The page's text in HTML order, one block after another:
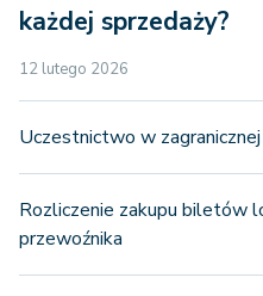
każdej sprzedaży?
12 lutego 2026
Uczestnictwo w
Rozliczenie zakupu biletów
przewoźnika